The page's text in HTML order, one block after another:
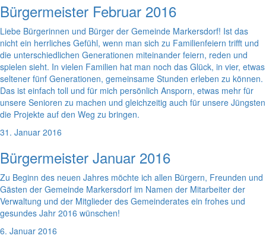
Bürgermeister Februar 2016
Liebe Bürgerinnen und Bürger der Gemeinde Markersdorf! Ist das
nicht ein herrliches Gefühl, wenn man sich zu Familienfeiern trifft und
die unterschiedlichen Generationen miteinander feiern, reden und
spielen sieht. In vielen Familien hat man noch das Glück, in vier, etwas
seltener fünf Generationen, gemeinsame Stunden erleben zu können.
Das ist einfach toll und für mich persönlich Ansporn, etwas mehr für
unsere Senioren zu machen und gleichzeitig auch für unsere Jüngsten
die Projekte auf den Weg zu bringen.
31. Januar 2016
Bürgermeister Januar 2016
Zu Beginn des neuen Jahres möchte ich allen Bürgern, Freunden und
Gästen der Gemeinde Markersdorf im Namen der Mitarbeiter der
Verwaltung und der Mitglieder des Gemeinderates ein frohes und
gesundes Jahr 2016 wünschen!
6. Januar 2016